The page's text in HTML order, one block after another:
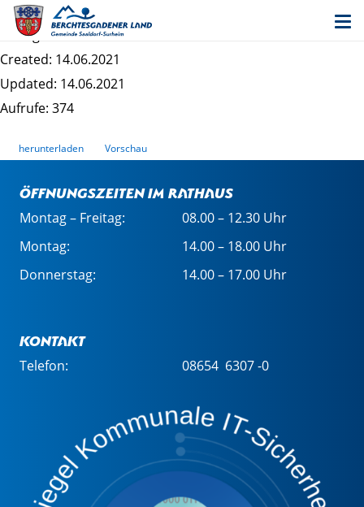
Bekanntmachung Online-Konsultation ABS 38
Dateigrösse: 865.98 KB
Created: 14.06.2021
Updated: 14.06.2021
Aufrufe: 374
herunterladen Vorschau
Öffnungszeiten im Rathaus
Montag – Freitag:
08.00 – 12.30 Uhr
Montag:
14.00 – 18.00 Uhr
Donnerstag:
14.00 – 17.00 Uhr
Kontakt
Telefon: 08654 6307 -0